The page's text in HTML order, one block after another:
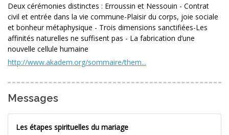
Deux cérémonies distinctes : Erroussin et Nessouin - Contrat
civil et entrée dans la vie commune-Plaisir du corps, joie sociale
et bonheur métaphysique - Trois dimensions sanctifiées-Les
affinités naturelles ne suffisent pas - La fabrication d’une
nouvelle cellule humaine
http://www.akadem.org/sommaire/them...
Messages
Les étapes spirituelles du mariage